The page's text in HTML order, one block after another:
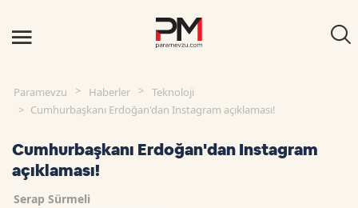
Paramevzu Haberler
Teknoloji
Cumhurbaşkanı Erdoğan'dan Instagram açıklaması!
Cumhurbaşkanı Erdoğan'dan Instagram
açıklaması!
Serap Sürmeli